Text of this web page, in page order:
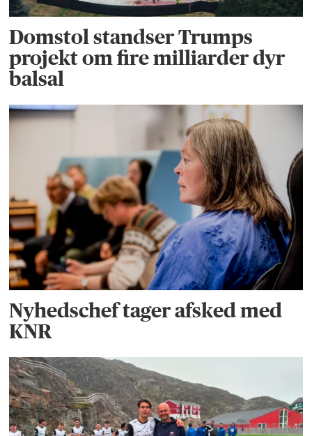
Domstol standser Trumps
projekt om fire milliarder dyr
balsal
Nyhedschef tager afsked med
KNR